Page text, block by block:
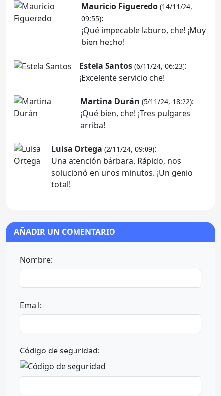
Mauricio Figueredo (14/11/24,
09:55):
¡Qué impecable laburo, che! ¡Muy
bien hecho!
Estela Santos (6/11/24, 06:23):
¡Excelente servicio che!
Martina Durán (5/11/24, 18:22):
¡Qué bien, che! ¡Tres pulgares
arriba!
Luisa Ortega (2/11/24, 09:09):
Una atención bárbara. Rápido, nos
solucionó en unos minutos. ¡Un genio
total!
AÑADIR UN COMENTARIO
Nombre:
Email:
Código de seguridad: